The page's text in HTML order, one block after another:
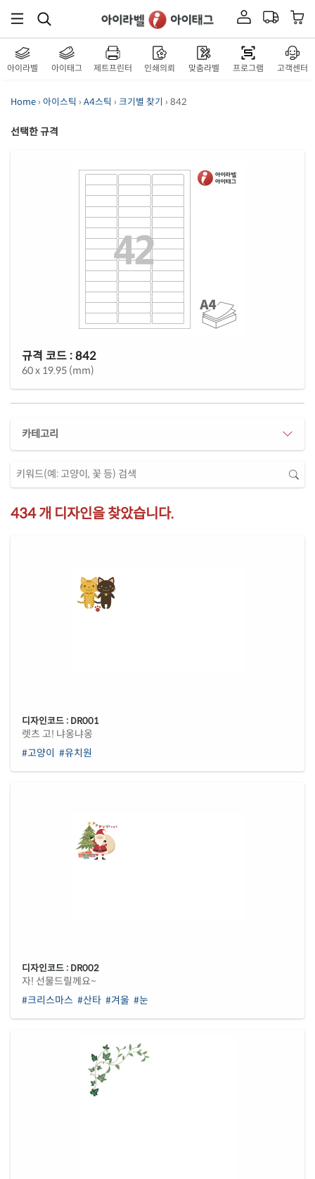
아이라벨 아이태그 제트프린터 인쇄의뢰 맞춤라벨 프로그램 고객센터
Home› 아이스틱 › A4스틱 › 크기별 찾기 › 842
선택한 규격
규격 코드 : 842
60 x 19.95 (mm)
카테고리
434 개 디자인을 찾았습니다.
디자인코드 : DR001
렛츠 고! 냐옹냐옹
#고양이 #유치원
디자인코드 : DR002
자! 선물드릴께요~
#크리스마스 #산타 #겨울 #눈